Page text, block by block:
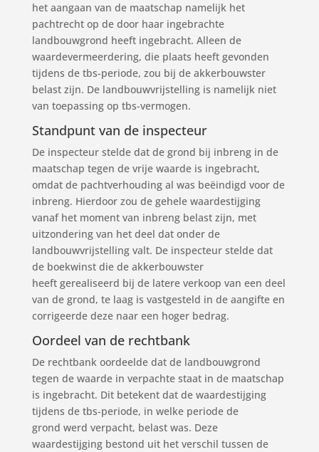
het aangaan van de maatschap namelijk het
pachtrecht op de door haar ingebrachte
landbouwgrond heeft ingebracht. Alleen de
waardevermeerdering, die plaats heeft gevonden
tijdens de tbs-periode, zou bij de akkerbouwster
belast zijn. De landbouwvrijstelling is namelijk niet
van toepassing op tbs-vermogen.
Standpunt van de inspecteur
De inspecteur stelde dat de grond bij inbreng in de
maatschap tegen de vrije waarde is ingebracht,
omdat de pachtverhouding al was beëindigd voor de
inbreng. Hierdoor zou de gehele waardestijging
vanaf het moment van inbreng belast zijn, met
uitzondering van het deel dat onder de
landbouwvrijstelling valt. De inspecteur stelde dat
de boekwinst die de akkerbouwster
heeft gerealiseerd bij de latere verkoop van een deel
van de grond, te laag is vastgesteld in de aangifte en
corrigeerde deze naar een hoger bedrag.
Oordeel van de rechtbank
De rechtbank oordeelde dat de landbouwgrond
tegen de waarde in verpachte staat in de maatschap
is ingebracht. Dit betekent dat de waardestijging
tijdens de tbs-periode, in welke periode de
grond werd verpacht, belast was. Deze
waardestijging bestond uit het verschil tussen de